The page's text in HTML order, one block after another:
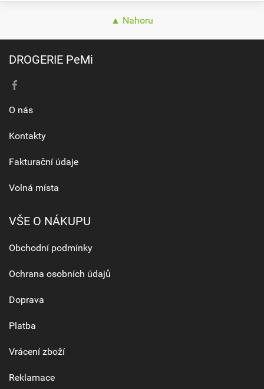
▲ Nahoru
DROGERIE PeMi
O nás
Kontakty
Fakturační údaje
Volná místa
VŠE O NÁKUPU
Obchodní podmínky
Ochrana osobních údajů
Doprava
Platba
Vrácení zboží
Reklamace